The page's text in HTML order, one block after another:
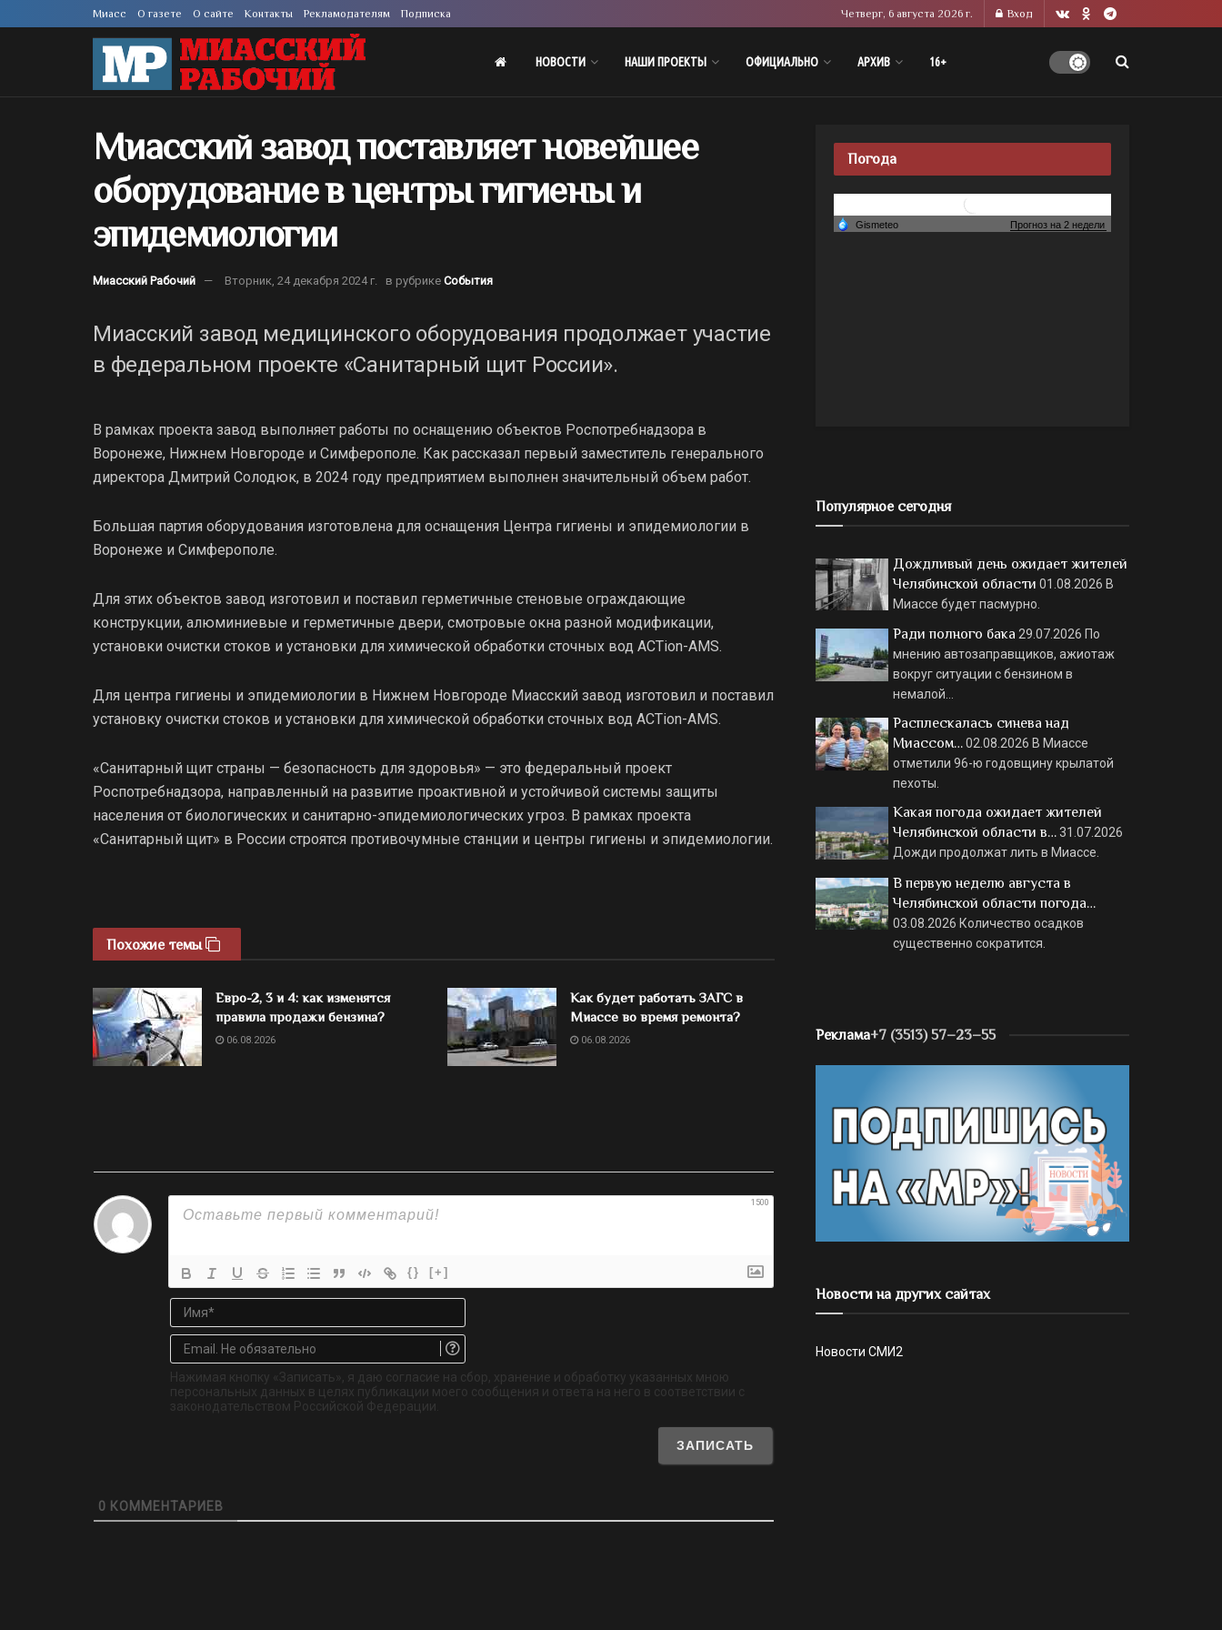
Миасс О газете О сайте Контакты Рекламодателям Подписка Четверг, 6 августа 2026 г. Вход
НОВОСТИ НАШИ ПРОЕКТЫ ОФИЦИАЛЬНО АРХИВ 16+
Миасский завод поставляет новейшее
оборудование в центры гигиены и
эпидемиологии
Миасский Рабочий Вторник, 24 декабря 2024 г. в рубрике События
Миасский завод медицинского оборудования продолжает участие
в федеральном проекте «Санитарный щит России».
В рамках проекта завод выполняет работы по оснащению объектов Роспотребнадзора в
Воронеже, Нижнем Новгороде и Симферополе. Как рассказал первый заместитель генерального
директора Дмитрий Солодюк, в 2024 году предприятием выполнен значительный объем работ.
Большая партия оборудования изготовлена для оснащения Центра гигиены и эпидемиологии в
Воронеже и Симферополе.
Для этих объектов завод изготовил и поставил герметичные стеновые ограждающие
конструкции, алюминиевые и герметичные двери, смотровые окна разной модификации,
установки очистки стоков и установки для химической обработки сточных вод ACTion-АМS.
Для центра гигиены и эпидемиологии в Нижнем Новгороде Миасский завод изготовил и поставил
установку очистки стоков и установки для химической обработки сточных вод ACTion-АМS.
«Санитарный щит страны — безопасность для здоровья» — это федеральный проект
Роспотребнадзора, направленный на развитие проактивной и устойчивой системы защиты
населения от биологических и санитарно-эпидемиологических угроз. В рамках проекта
«Санитарный щит» в России строятся противочумные станции и центры гигиены и эпидемиологии.
Похожие темы
Евро-2, 3 и 4: как изменятся
правила продажи бензина?
06.08.2026
Как будет работать ЗАГС в
Миассе во время ремонта?
06.08.2026
1500
{} [+]
Имя*
Email.
обязательно
Нажимая кнопку «Записать», я даю согласие на сбор, хранение и обработку указанных мною
персональных данных в целях публикации моего сообщения и ответа на него в соответствии с
законодательством Российской Федерации.
0 КОММЕНТАРИЕВ
Погода
Популярное сегодня
Дождливый день ожидает жителей
Челябинской области 01.08.2026 В
Миассе будет пасмурно.
Ради полного бака 29.07.2026 По
мнению автозаправщиков, ажиотаж
вокруг ситуации с бензином в
немалой…
Расплескалась синева над
Миассом…02.08.2026 В Миассе
отметили 96-ю годовщину крылатой
пехоты.
Какая погода ожидает жителей
Челябинской области в…31.07.2026
Дожди продолжат лить в Миассе.
В первую неделю августа в
Челябинской области погода…
03.08.2026 Количество осадков
существенно сократится.
Реклама+7 (3513) 57–23–55
Новости на других сайтах
Новости СМИ2